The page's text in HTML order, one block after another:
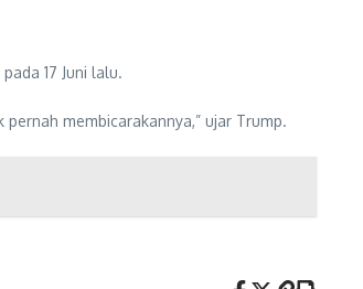
17 Juni lalu.
membicarakannya,” ujar Trump.